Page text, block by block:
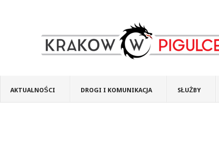
AKTUALNOŚCI DROGI I KOMUNIKACJA SŁUŻBY